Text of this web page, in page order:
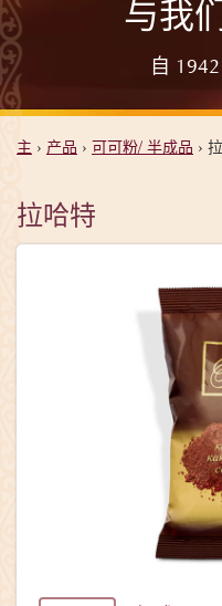
与我
自
主 › 产品 › 可可粉/ 半成品 ›
拉哈特